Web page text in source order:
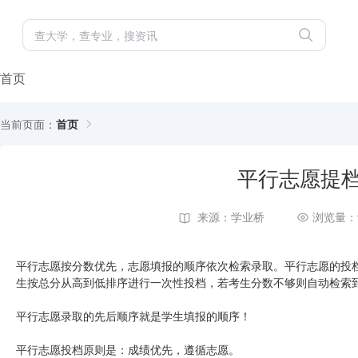
首页
当前页面： 首页
平行志愿提
来源：学业桥 浏览量
平行志愿按分数优先，志愿填报的顺序依次检索录取。平行志愿的
生按总分从高到低排序进行一次性投档，若考生分数不够则自动检
平行志愿录取的先后顺序就是学生填报的顺序！
平行志愿投档原则是：成绩优先，遵循志愿。